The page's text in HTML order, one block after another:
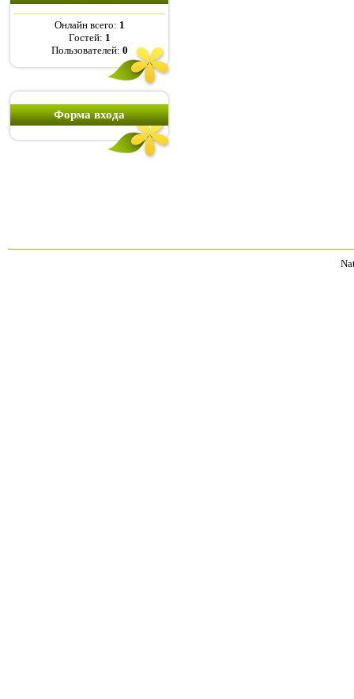
Онлайн всего: 1
Гостей: 1
Пользователей: 0
Форма входа